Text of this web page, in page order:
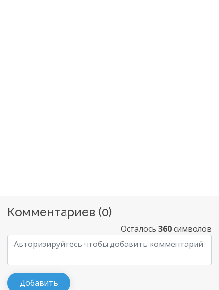
Комментариев (0)
Осталось 360символов